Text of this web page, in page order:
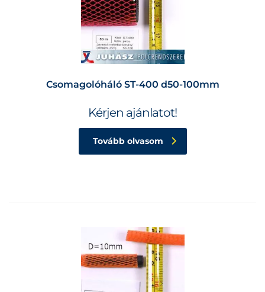
Csomagolóháló ST-400 d50-100mm
Kérjen ajánlatot!
Tovább olvasom